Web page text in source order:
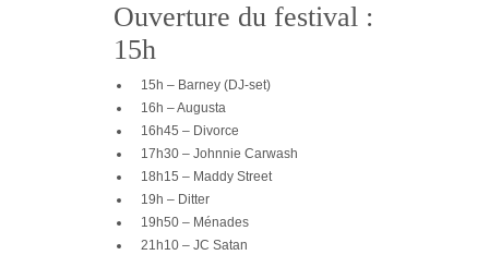
Ouverture du festival :
15h
15h – Barney (DJ-set)
16h – Augusta
16h45 – Divorce
17h30 – Johnnie Carwash
18h15 – Maddy Street
19h – Ditter
19h50 – Ménades
21h10 – JC Satan